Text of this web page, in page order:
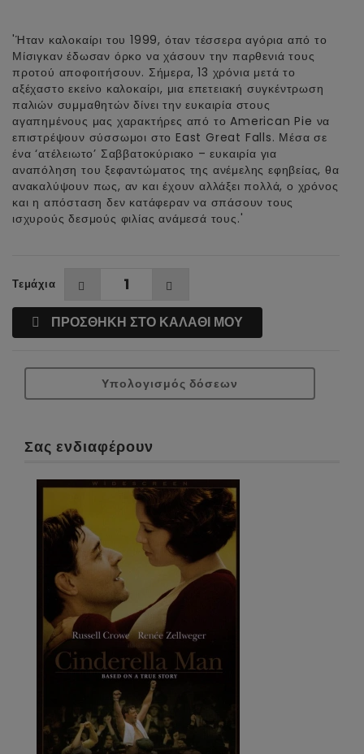
'Ήταν καλοκαίρι του 1999, όταν τέσσερα αγόρια από το
Μίσιγκαν έδωσαν όρκο να χάσουν την παρθενιά τους
προτού αποφοιτήσουν. Σήμερα, 13 χρόνια μετά το
αξέχαστο εκείνο καλοκαίρι, μια επετειακή συγκέντρωση
παλιών συμμαθητών δίνει την ευκαιρία στους
αγαπημένους μας χαρακτήρες από το American Pie να
επιστρέψουν σύσσωμοι στο East Great Falls. Μέσα σε
ένα ‘ατέλειωτο’ Σαββατοκύριακο – ευκαιρία για
αναπόληση του ξεφαντώματος της ανέμελης εφηβείας, θα
ανακαλύψουν πως, αν και έχουν αλλάξει πολλά, ο χρόνος
και η απόσταση δεν κατάφεραν να σπάσουν τους
ισχυρούς δεσμούς φιλίας ανάμεσά τους.'
Τεμάχια
ΠΡΟΣΘΗΚΗ ΣΤΟ ΚΑΛΑΘΙ ΜΟΥ
Υπολογισμός δόσεων
Σας ενδιαφέρουν